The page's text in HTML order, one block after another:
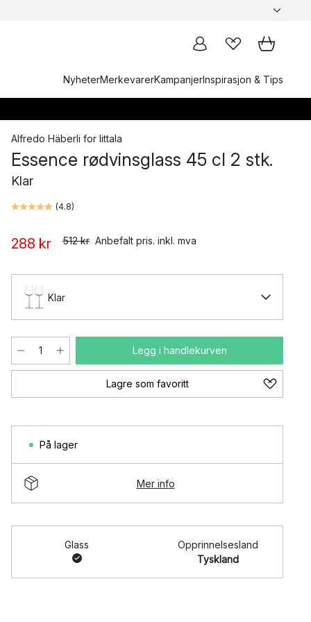
NyheterMerkevarerKampanjerInspirasjon & Tips
Alfredo Häberli for Iittala
Essence rødvinsglass 45 cl 2 stk.
Klar
(4.8)
288 kr 512 kr Anbefalt pris. inkl. mva
Klar
Legg i handlekurven
Lagre som favoritt
På lager
Mer info
Glass
Opprinnelsesland
Tyskland